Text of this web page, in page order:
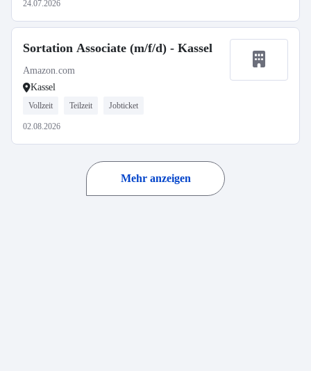
24.07.2026
Sortation Associate (m/f/d) - Kassel
Amazon.com
Kassel
Vollzeit Teilzeit Jobticket
02.08.2026
Mehr anzeigen